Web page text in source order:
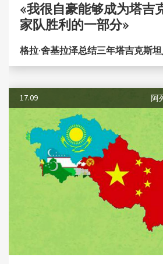
«我很自豪能够成为塔吉
家队胜利的一部分»
格拉·舍基拉泽总结三年塔吉克斯
17.09 阿